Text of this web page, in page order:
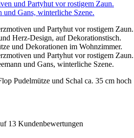
Pudelmütze und Schal ca. 35 cm hoch
13 Kundenbewertungen